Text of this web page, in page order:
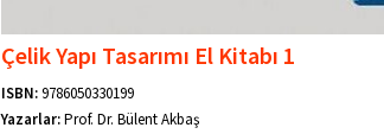
Çelik Yapı Tasarımı El Kitabı 1
ISBN:9786050330199
Yazarlar:Prof. Dr. Bülent Akbaş